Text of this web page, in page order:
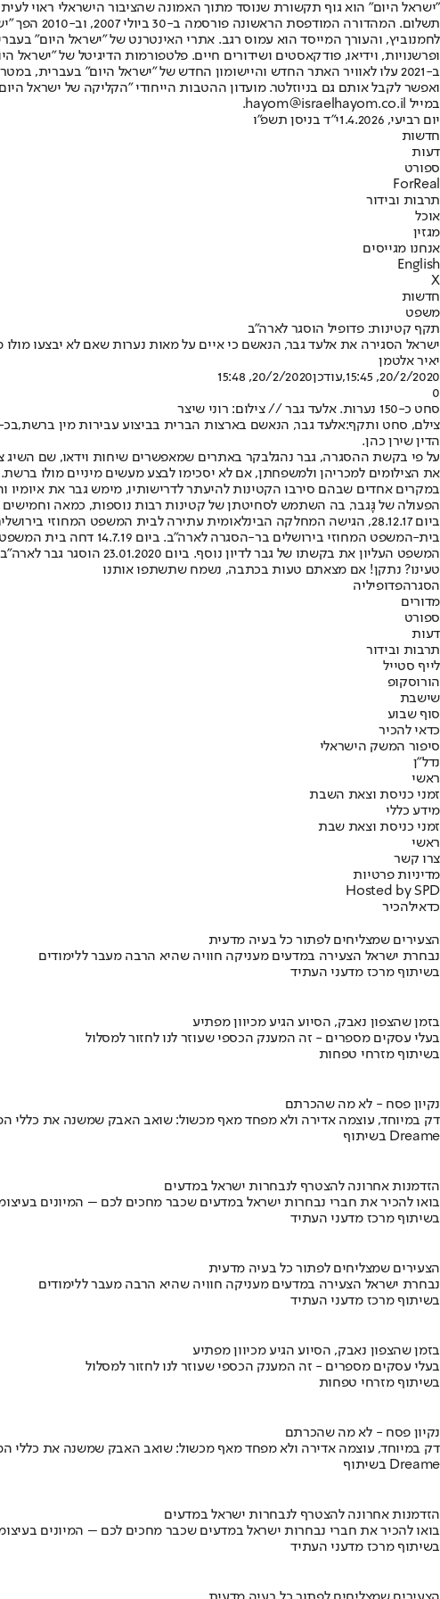
"ישראל היום" הוא גוף תקשורת שנוסד מתוך האמונה שהציבור הישראלי ראוי
תשלום.
ופרשנויות, וידיאו, פודקאסטים ושידורים חיים. פלטפורמות הדיגיטל של "ישראל
ב-2021 עלו לאוויר האתר החדש והיישומון החדש של "ישראל היום"
ואפשר לקבל אותם גם בניוזלטר. מועדון ההטבות הייחודי "הקליקה של ישראל
במייל hayom@israelhayom.co.il.
יום רביעי, 1.4.2026
י"ד בניסן תשפ"ו
חדשות
דעות
ספורט
ForReal
תרבות ובידור
אוכל
מגזין
אנחנו מגייסים
English
X
חדשות
משפט
תקף קטינות: פדופיל הוסגר לארה"ב
ישראל הסגירה את אלעד גבר, הנאשם כי איים על מאות נערות שאם לא יבצעו
יאיר אלטמן
20/2/2020, 15:45
,עודכן20/2/2020, 15:48
0
סחט כ-150 נערות. אלעד גבר // צילום: רוני שיצר
צילם, סחט ותקף:אלעד גבר, הנאשם בארצות הברית בביצוע עבירות מין ברשת,בכ-150 נערות בגילאי 12
הדין שירן כהן.
על פי בקשת ההסגרה, גבר נהגלבקר באתרים שמאפשרים שיחות וידאו, שם השיג
את הצילומים למכריהן ולמשפחתן, אם לא יסכימו לבצע מעשים מיניים מולו ברשת.
במקרים אחדים שבהם סירבו הקטינות להיעתר לדרישותיו, מימש גבר את
הפעולה של גָּגבר, בה השתמש לסחיטתן של קטינות רבות נוספות, כמאה וחמישים
המשפט העליון את בקשתו של גבר לדיון נוסף. ביום 23.01.2020 הוסגר גבר לארה"ב.
טעינו? נתקן! אם מצאתם טעות בכתבה, נשמח שתשתפו אותנו
הסגרהפדופיליה
מדורים
ספורט
דעות
תרבות ובידור
לייף סטייל
הורוסקופ
שישבת
סוף שבוע
כדאי להכיר
סיפור המשק הישראלי
נדל"ן
ראשי
זמני כניסת וצאת השבת
מידע כללי
זמני כניסת וצאת שבת
ראשי
צרו קשר
מדיניות פרטיות
Hosted by SPD
כדאילהכיר
הצעירים שמצליחים לפתור כל בעיה מדעית
נבחרת ישראל הצעירה במדעים מעניקה חוויה שהיא הרבה מעבר ללימודים
בשיתוף מרכז מדעני העתיד
בזמן שהצפון נאבק, הסיוע הגיע מכיוון מפתיע
בעלי עסקים מספרים - זה המענק הכספי שעוזר לנו לחזור למסלול
בשיתוף מזרחי טפחות
נקיון פסח - לא מה שהכרתם
דק במיוחד, עוצמה אדירה ולא מפחד מאף מכשול: שואב האבק שמשנה את כללי
בשיתוף Dreame
הזדמנות אחרונה להצטרף לנבחרות ישראל במדעים
בואו להכיר את חברי נבחרות ישראל במדעים שכבר מחכים לכם – המיונים
בשיתוף מרכז מדעני העתיד
הצעירים שמצליחים לפתור כל בעיה מדעית
נבחרת ישראל הצעירה במדעים מעניקה חוויה שהיא הרבה מעבר ללימודים
בשיתוף מרכז מדעני העתיד
בזמן שהצפון נאבק, הסיוע הגיע מכיוון מפתיע
בעלי עסקים מספרים - זה המענק הכספי שעוזר לנו לחזור למסלול
בשיתוף מזרחי טפחות
נקיון פסח - לא מה שהכרתם
דק במיוחד, עוצמה אדירה ולא מפחד מאף מכשול: שואב האבק שמשנה את כללי
בשיתוף Dreame
הזדמנות אחרונה להצטרף לנבחרות ישראל במדעים
בואו להכיר את חברי נבחרות ישראל במדעים שכבר מחכים לכם – המיונים
בשיתוף מרכז מדעני העתיד